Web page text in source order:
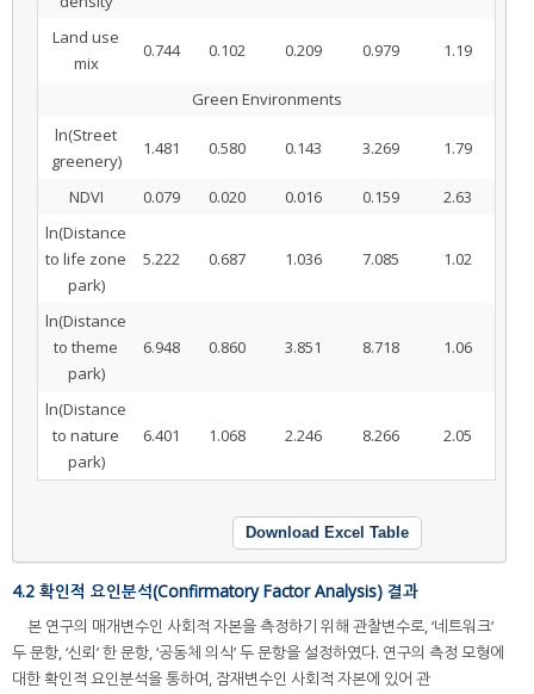
Land use
mix
0.744 0.102 0.209 0.979 1.19
Green Environments
ln(Street
greenery)
1.481 0.580 0.143 3.269 1.79
NDVI 0.079 0.020 0.016 0.159
2.63
ln(Distance
to life zone
park)
5.222 0.687 1.036 7.085 1.02
ln(Distance
to theme
park)
6.948 0.860 3.851 8.718 1.06
ln(Distance
to nature
park)
6.401 1.068 2.246 8.266 2.05
Download Excel Table
4.2 확인적 요인분석(Confirmatory Factor Analysis) 결과
본 연구의 매개변수인 사회적 자본을 측정하기 위해 관찰변수로, ‘네트워크’
두 문항, ‘신뢰’ 한 문항, ‘공동체 의식’ 두 문항을 설정하였다. 연구의 측정 모형에
대한 확인적 요인분석을 통하여, 잠재변수인 사회적 자본에 있어 관